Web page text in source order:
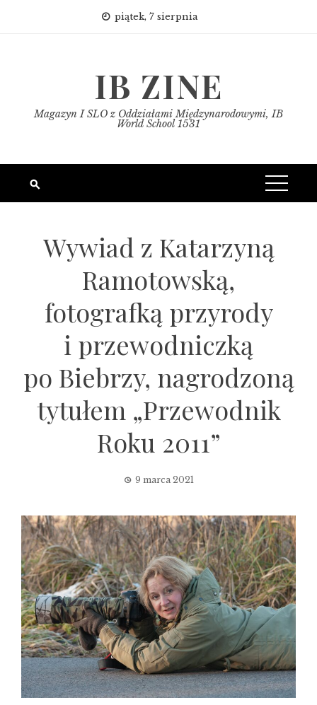
piątek, 7 sierpnia
IB ZINE
Magazyn I SLO z Oddziałami Międzynarodowymi, IB
World School 1531
Wywiad z Katarzyną
Ramotowską,
fotografką przyrody
i przewodniczką
po Biebrzy, nagrodzoną
tytułem „Przewodnik
Roku 2011”
9 marca 2021